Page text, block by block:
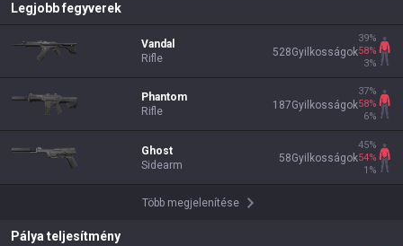
Legjobb fegyverek
Vandal
Rifle
528Gyilkosságok
39%
58%
3%
Phantom
Rifle
187Gyilkosságok
37%
58%
6%
Ghost
Sidearm
58Gyilkosságok
45%
54%
1 %
Több megjelenítése
Pálya teljesítmény